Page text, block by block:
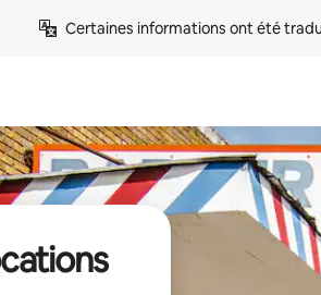
Certaines informations ont été